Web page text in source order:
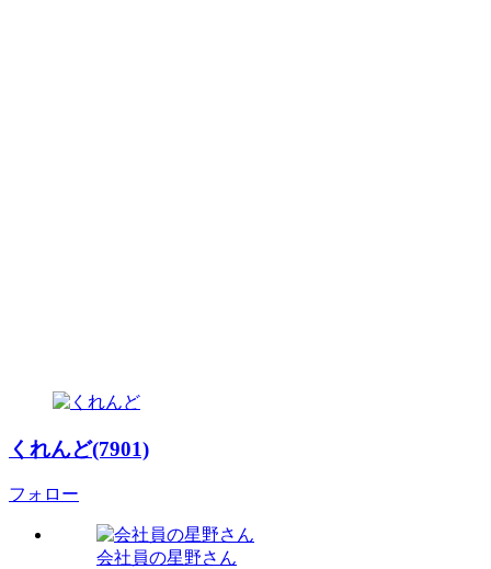
くれんど(7901)
フォロー
会社員の星野さん